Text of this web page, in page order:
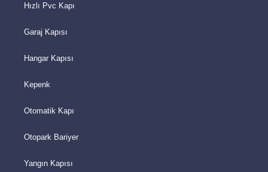
Hızlı Pvc Kapı
Garaj Kapısı
Hangar Kapısı
Kepenk
Otomatik Kapı
Otopark Bariyer
Yangın Kapısı